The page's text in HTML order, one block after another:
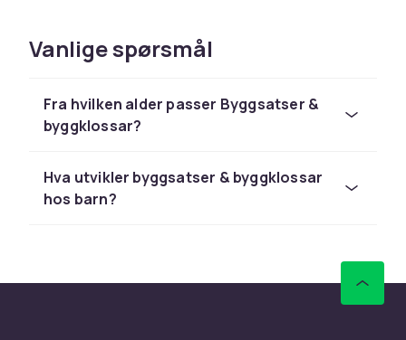
modellsett fra LEGO, Barbie, Hot Wheels,
priser.
Velg byggeklosser, byggesett & modellsett
CDON handler du trygt med rask levering og
enkel retur.
Vanlige spørsmål
Fra hvilken alder passer Byggsatser &
byggklossar?
Hva utvikler byggsatser & byggklossar
hos barn?